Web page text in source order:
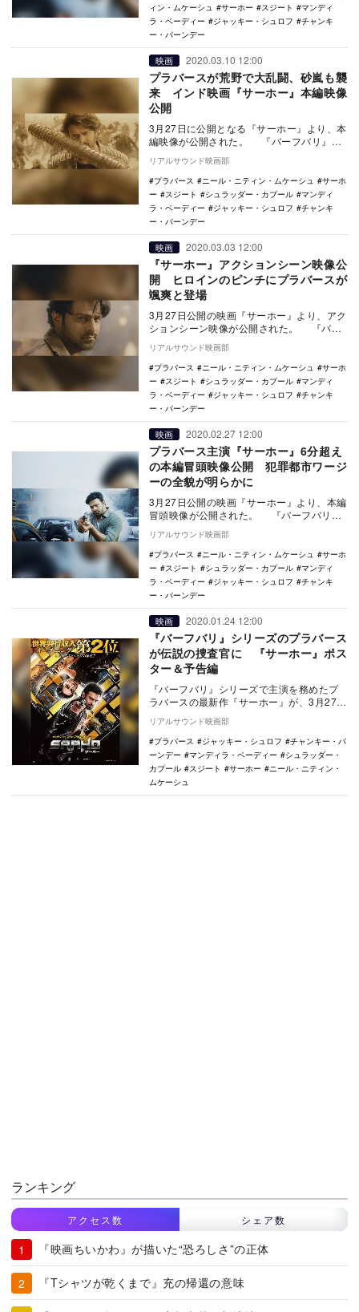
ィン・ムケーシュ
サーホー スジート
マンディ
ラ・ベーディー
ジャッキー・シュロフ
チャンキ
ー・パーンデー
映画 2020.03.10 12:00
プラバースが荒野で大乱闘、砂嵐も襲
来 インド映画『サーホー』本編映像
公開
3月27日に公開となる『サーホー』より、本
編映像が公開された。 『バーフバリ』シ
リーズで主演を務め、人気と知名度が国際
的なも…
リアルサウンド映画部
プラバース
ニール・ニティン・ムケーシュ
サーホ
ー
スジート シュラッダー・カプール
マンディ
ラ・ベーディー
ジャッキー・シュロフ
チャンキ
ー・パーンデー
映画 2020.03.03 12:00
『サーホー』アクションシーン映像公
開 ヒロインのピンチにプラバースが
颯爽と登場
3月27日公開の映画『サーホー』より、アク
ションシーン映像が公開された。 『バー
フバリ』シリーズで主演を務め、人気と知
名度が…
リアルサウンド映画部
プラバース
ニール・ニティン・ムケーシュ
サーホ
ー
スジート シュラッダー・カプール
マンディ
ラ・ベーディー
ジャッキー・シュロフ
チャンキ
ー・パーンデー
映画 2020.02.27 12:00
プラバース主演『サーホー』6分超え
の本編冒頭映像公開 犯罪都市ワージ
ーの全貌が明らかに
3月27日公開の映画『サーホー』より、本編
冒頭映像が公開された。 『バーフバリ』
シリーズで主演を務め、人気と知名度が国
際的な…
リアルサウンド映画部
プラバース
ニール・ニティン・ムケーシュ
サーホ
ー
スジート シュラッダー・カプール
マンディ
ラ・ベーディー
ジャッキー・シュロフ
チャンキ
ー・パーンデー
映画 2020.01.24 12:00
『バーフバリ』シリーズのプラバース
が伝説の捜査官に 『サーホー』ポス
ター＆予告編
『バーフバリ』シリーズで主演を務めたプ
ラバースの最新作『サーホー』が、3月27日
に公開されることが決定。あわせて予告編
とポスター…
リアルサウンド映画部
プラバース
ジャッキー・シュロフ
チャンキー・パ
ーンデー
マンディラ・ベーディー
シュラッダー・
カプール
スジート サーホー
ニール・ニティン・
ムケーシュ
ランキング
アクセス数 シェア数
『映画ちいかわ』が描いた“恐ろしさ”の正体
『Tシャツが乾くまで』充の帰還の意味